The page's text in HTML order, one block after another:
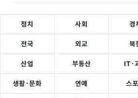
정치 사회 경
전국 외교 북
산업 부동산 IT·
생활·문화 연예 스